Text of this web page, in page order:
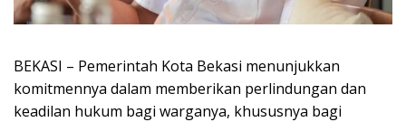
BEKASI – Pemerintah Kota Bekasi menunjukkan
komitmennya dalam memberikan perlindungan dan
keadilan hukum bagi warganya, khususnya bagi